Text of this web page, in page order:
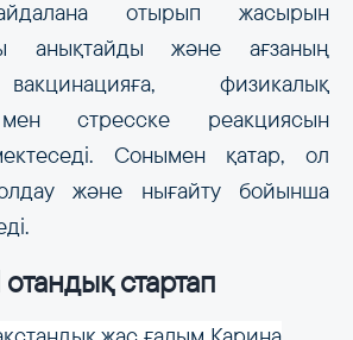
отырып жасырын
анықтайды және ағзаның
физикалық
стресске реакциясын
Сонымен қатар, ол
және нығайту бойынша
стартап